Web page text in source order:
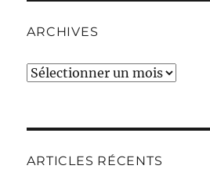
ARCHIVES
Archives
ARTICLES RÉCENTS